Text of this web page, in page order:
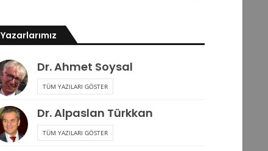
Yazarlarımız
Dr. Ahmet Soysal
TÜM YAZILARI GÖSTER
Dr. Alpaslan Türkkan
TÜM YAZILARI GÖSTER